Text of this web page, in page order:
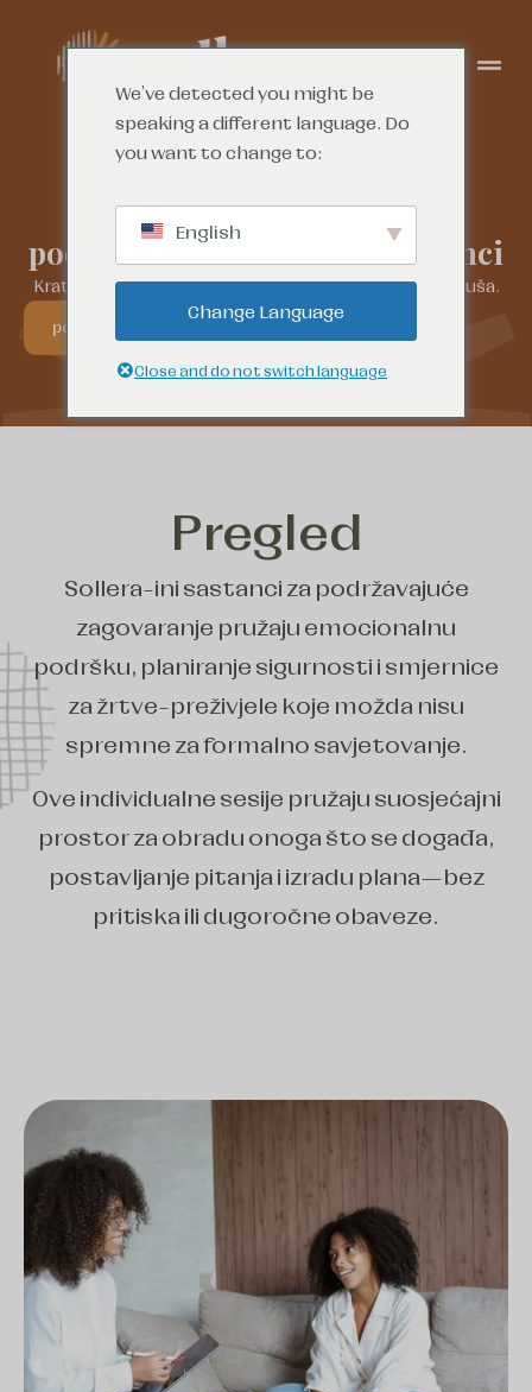
podržavajući advokatski sastanci
Kratkoročna podrška kada vam treba neko da vas sasluša.
potražite pomoć
Pregled
Sollera-ini sastanci za podržavajuće
zagovaranje pružaju emocionalnu
podršku, planiranje sigurnosti i smjernice
za žrtve-preživjele koje možda nisu
spremne za formalno savjetovanje.
Ove individualne sesije pružaju suosjećajni
prostor za obradu onoga što se događa,
postavljanje pitanja i izradu plana—bez
pritiska ili dugoročne obaveze.
We've detected you might be
speaking a different language. Do
you want to change to:
English
Change Language
Close and do not switch language